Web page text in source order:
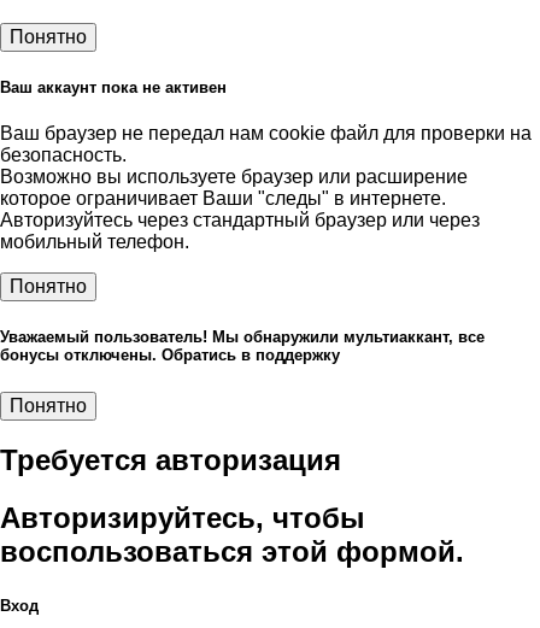
Понятно
Ваш аккаунт пока не активен
Ваш браузер не передал нам cookie файл для проверки на
безопасность.
Возможно вы используете браузер или расширение
которое ограничивает Ваши "следы" в интернете.
Авторизуйтесь через стандартный браузер или через
мобильный телефон.
Понятно
Уважаемый пользователь! Мы обнаружили мультиаккант, все
бонусы отключены. Обратись в поддержку
Понятно
Требуется авторизация
Авторизируйтесь, чтобы
воспользоваться этой формой.
Вход